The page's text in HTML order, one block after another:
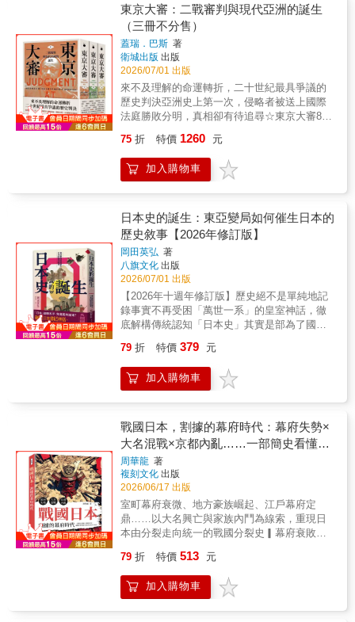
兩位日本漫畫大師，在大英博物館再次舉辦現
代漫畫展覽。◎歷史脈絡╳戰爭場面，補充原
著未及展開之細節原著主要集中在8月14日與15
日，日本決定投降前後，在各內閣官員與軍隊
之間所發生的巨大震盪，包括不為人知的政變
事件等。漫畫版的改編大膽重構半藤一利的原
作內容，重新梳理整場戰爭背後的歷史脈絡，
並重繪多場重要戰役，如美軍登陸沖繩超過20
頁島，因關東軍逃走致使當地20萬婦孺被蘇軍
殺害等戰爭場面，繪者皆以充滿感染力的筆
觸，深入刻劃戰爭的殘暴及深遠影響，補充了
原著所未及展開的細節。◎追溯日本軍國主義
如何形成漫畫版加入了二戰發生前的【前編】
與【後編】，像是電影的「前傳」，包括1853
年幕末的「尊皇攘夷」事件，1860年櫻田門外
之變。接著來到明治天皇即位開始討幕，經歷
了1868年戊辰戰爭、1877年西南戰爭等，武士
被收編成為軍隊，形成了長州派系的陸軍與薩
摩派系的海軍兩大陣營，軍權因此坐大。其他
像是1932年5月15日，青年軍官射殺當時試圖裁
軍的犬養毅首相的「五一五事件」；1936年2月
26日，陸軍青年軍官率領1,400名下士襲擊，並
占領警視廳與陸軍省等地長達四天的「二二六
事件」，這些軍隊動亂及把持政局的事件，在
漫畫中都有充分敘述。◎批判軍國主義導致日
本幾乎亡國漫畫版從陳述過往歷史中總結，由
發太平洋戰爭，終招致廣島、長崎被投放原子
彈，國家幾乎陷入滅亡的深淵。對於這沿襲自
幕府時期的武士精神，不論是發動了包圍天皇
的政變或是強迫國民接受軍國教育，以致最終
走向戰爭和敗亡，星野之宣在漫畫中皆一再表
達立場鮮明的批判。◎日本投降前的最後一幕
當同盟國向日本發出《波茨坦宣言》後，日本
政府內部對「接受投降」與「本土決戰」仍激
烈對立。海軍大臣米內光政與外務大臣東鄉茂
德主張無條件投降；陸軍大臣阿南惟幾與參謀
長崎遭原爆及蘇聯參戰，日本陷入絕境，最終
只能請昭和天皇做出「聖斷」，但反對投降的
軍方勢力也開始暗中策劃政變。在昭和天皇決
色，象徵亞洲太平洋地區的動盪波瀾。 整體
設計簡潔典雅，兼具保護與收藏價值。
耗費10年研究書寫，考察7國史料、18座檔案
館，首次完整呈現★ 榮獲理解國際局勢最重要
的獎項．亞瑟羅斯圖書獎金獎★ 問鼎全球獎金
最高文史圖書獎項．坎迪爾傑出歷史著作獎★
全球唯一中文版1946年5月3日，以美國為首的
同盟國於東京召開遠東國際軍事法庭。亞洲史
上第一次，十一國法官齊聚一堂，審理戰敗的
罪行，史稱「東京大審」。這場審判共有兩大
目標：其一是向日本戰犯追討正義，為侵略與
各種戰爭暴行付出代價。第二項目標，則是以
的戰後世界。審判持續了兩年又六個月，最終
將二十餘名甲級戰犯定罪判刑。然而，這場審
判未能真正平息紛爭，反而導致複雜爭議與極
端分裂。歷來不斷有人聲稱，日本發動戰爭是
為了將亞洲從西方殖民帝國解放出來，因此東
京大審只不過是征服者的法庭，其判決也只是
勝利者的正義。即便冷戰結束，相關矛盾也持
續引發日本、中國、韓國、臺灣等亞洲國家的
們都還生活在它所締造的戰後秩序。為了完整
費十年時間，考察七國史料與十八座檔案館，
深入訪談多位親歷者後代，寫出這部生動鮮
明、面面俱到且氣勢恢弘的巨作。書中不僅分
析法律論點、涵蓋事件的前因後果，以及對當
今世局的影響，更刻劃出各方參與者所面對的
人性考驗。這是你我都可能聽過、卻未曾真正
理解的一段過去。東亞歷史正在翻開新的一
頁，中國或將崛起，日本希冀修憲，美國已然
重返亞太，新的世局正在全面展開。想必沒有
哪個時刻，比現在更需要重新認識東京大審，
那一奠定戰後秩序至今的關鍵時刻。本書特色
◎過去讀不懂的，如今全明白了：當今亞洲的
國際糾紛，絕大多數都可以追溯到二戰終局時
發生的「東京大審判」這一關鍵性的歷史事
件。從臺籍日本兵、南京大屠殺、慰安婦、釣
魚台、日俄北方四島爭端、原爆受難者、日本
東京大審：二戰審判與現代亞洲的誕生
（三冊不分售）
蓋瑞．巴斯 著
衛城出版 出版
2026/07/01 出版
來不及理解的命運轉折，二十世紀最具爭議的
歷史判決亞洲史上第一次，侵略者被送上國際
法庭勝敗分明，真相卻有待追尋☆東京大審80
弩張之際，臺灣不可不知的關鍵歷史☆耗費10
年研究書寫，考察7國史料、18座檔案館，首次
完整呈現★ 榮獲理解國際局勢最重要的獎項．
中文版1946年5月3日，以美國為首的同盟國於
東京召開遠東國際軍事法庭。亞洲史上第一
次，十一國法官齊聚一堂，審理戰敗的大日本
帝國於第二次世界大戰期間犯下的戰爭罪行，
史稱「東京大審」。這場審判共有兩大目標：
其一是向日本戰犯追討正義，為侵略與各種戰
爭暴行付出代價。第二項目標，則是以一套嶄
新法律框架重建國際秩序，打造更和平的戰後
世界。審判持續了兩年又六個月，最終將二十
餘名甲級戰犯定罪判刑。然而，這場審判未能
裂。歷來不斷有人聲稱，日本發動戰爭是為了
將亞洲從西方殖民帝國解放出來，因此東京大
審只不過是征服者的法庭，其判決也只是勝利
發日本、中國、韓國、臺灣等亞洲國家的政治
糾葛及外交紛爭。東京大審從未遠去，我們都
還生活在它所締造的戰後秩序。為了完整還原
這場世紀大審的複雜與細緻，本書作者耗費十
年時間，考察七國史料與十八座檔案館，深入
訪談多位親歷者後代，寫出這部生動鮮明、面
面俱到且氣勢恢弘的巨作。書中不僅分析法律
論點、涵蓋事件的前因後果，以及對當今世局
驗。這是你我都可能聽過、卻未曾真正理解的
或將崛起，日本希冀修憲，美國已然重返亞
太，新的世局正在全面展開。想必沒有哪個時
刻，比現在更需要重新認識東京大審，那一奠
75 折 特價 1260 元
加入購物車
日本史的誕生：東亞變局如何催生日本的
歷史敘事【2026年修訂版】
岡田英弘 著
八旗文化 出版
2026/07/01 出版
【2026年十週年修訂版】歷史絕不是單純地記
錄事實不再受困「萬世一系」的皇室神話，徹
底解構傳統認知「日本史」其實是部為了國家
觀念是七世紀後半建國運動下的產物，而建國
是對抗中國侵略的自衛手段。──岡田英弘日本
大眾，乃至於世界各地的日本文化愛好者，對
皇室血脈從神話時代便綿延至今。然而，這種
封閉的史觀忽視了日本列島與東亞世界的連
動。在岡田英弘的視野中，歷史是人為的產
物，表現的是書寫者的主張。日本史的誕生，
本質上是「史學敘事」的誕生。岡田英弘於是
在《日本史的誕生》一書中，針對中國史書
（如〈魏志倭人傳〉）、日本史書（如《日本
書紀》）與韓國史書（如《三國史記》》展開
比對與剖析，顛覆日本人的古史迷思，指出打
破這道神話藩籬的關鍵，在於一千三百年前強
國與新羅聯軍威脅，引發了空前的亡國危機，
迫使列島統治者為了在唐朝建立的國際秩序中
求生，必須「設計」出一個主權國家。他們模
79 折 特價 379 元
加入購物車
戰國日本，割據的幕府時代：幕府失勢×
大名混戰×京都內亂……一部簡史看懂日
本戰國分裂、霸權更替與德川幕府奠定的
天下秩序
周華龍 著
複刻文化 出版
2026/06/17 出版
室町幕府衰微、地方豪族崛起、江戶幕府定
鼎……以大名興亡與家族內鬥為線索，重現日
本由分裂走向統一的戰國分裂史▎幕府衰敗與
點，說明幕府將軍雖名義上掌握天下，實際上
已難以約束各地守護、大名與寺社勢力。足利
義教遇刺、嘉吉之亂、赤松家覆滅、細川與畠
79 折 特價 513 元
加入購物車